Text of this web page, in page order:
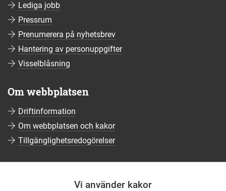
Vi använder kakor
Lediga jobb
Pressrum
Prenumerera på nyhetsbrev
Hantering av personuppgifter
Visselblåsning
Om webbplatsen
Driftinformation
Om webbplatsen och kakor
Tillgänglighetsredogörelser
Följ oss på Facebook